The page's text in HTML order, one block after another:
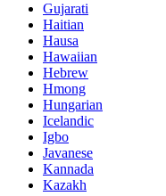
Gujarati
Haitian
Hausa
Hawaiian
Hebrew
Hmong
Hungarian
Icelandic
Igbo
Javanese
Kannada
Kazakh